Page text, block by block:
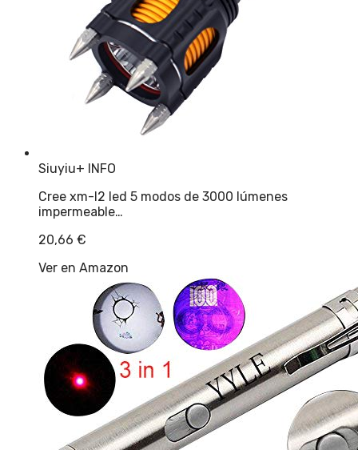
Siuyiu+ INFO
Cree xm-l2 led 5 modos de 3000 lúmenes
impermeable…
20,66 €
Ver en Amazon